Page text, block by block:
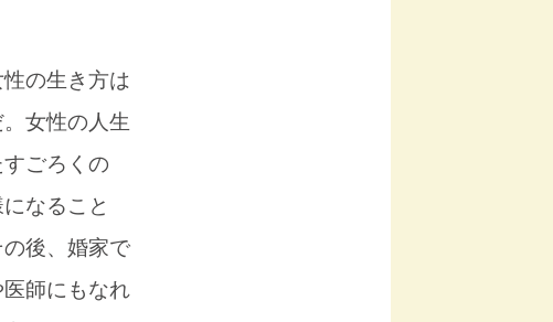
の生き方は
女性の人生
ごろくの
なること
後、婚家で
師にもなれ